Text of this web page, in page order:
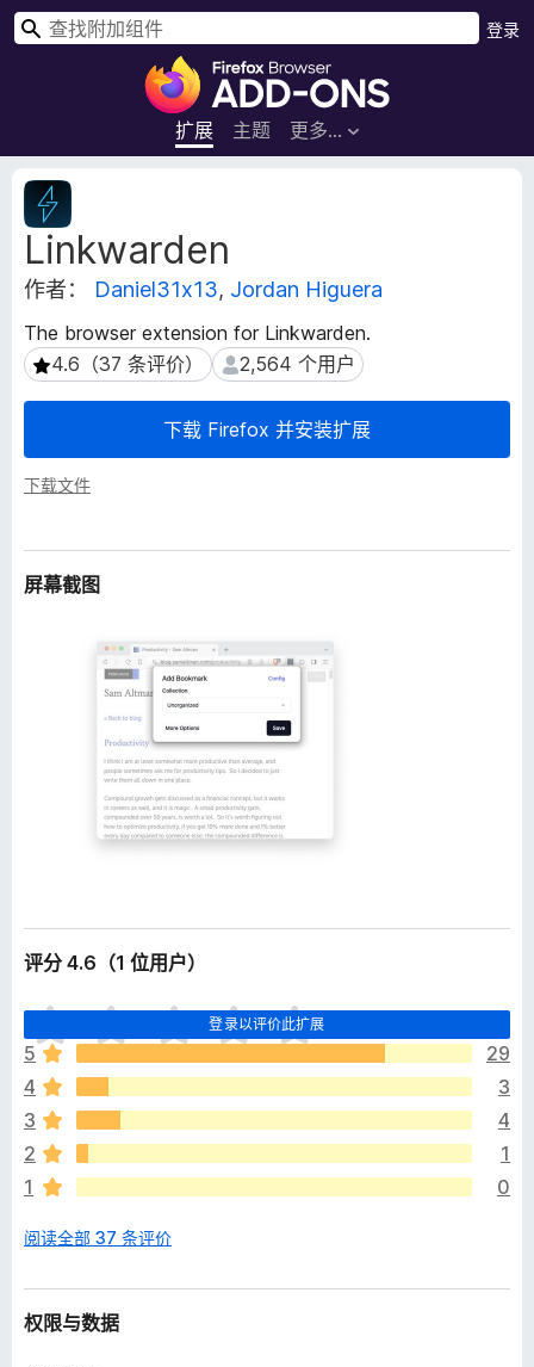
F
r
e
览
器
附
加
件
扩展 主题 更多…
登录
搜
Linkwarden
作者： Daniel31x13, Jordan Higuera
The browser extension for Linkwarden.
4.6（37 条评价）
4.6（37 条评价） 2,564 个用户
2,564 个用户
下载 Firefox 并安装扩展
下载文件
扩
展
元
数
据
屏幕截图
评分 4.6（1 位用户）
登录以评价此扩展
目
前
尚
无
评
分
5
29
4
3
3
4
2
1
1
0
阅读全部 37 条评价
权限与数据